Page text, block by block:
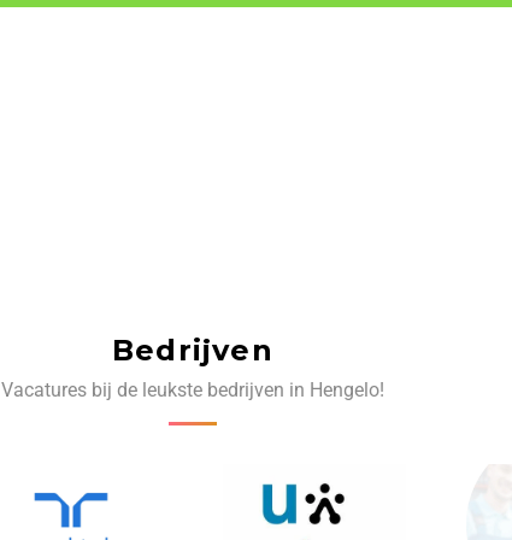
Bedrijven
Vacatures bij de leukste bedrijven in Hengelo!